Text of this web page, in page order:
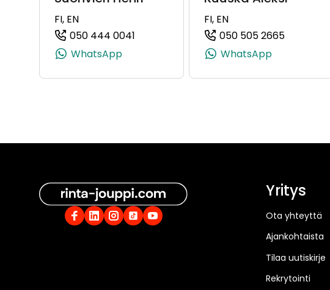
FI, EN
050 444 0041
(+358504440041, 0504440041, +358 50
WhatsApp
FI, EN
050 505 2665
WhatsApp
Yritys
Ota yhteyttä
Ajankohtaista
Tilaa uutiskirje
Rekrytointi